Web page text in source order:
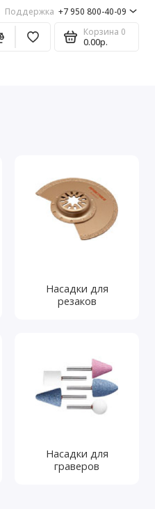
Поддержка +7 950 800-40-09
Корзина 0
0.00р.
Насадки для
резаков
Насадки для
граверов